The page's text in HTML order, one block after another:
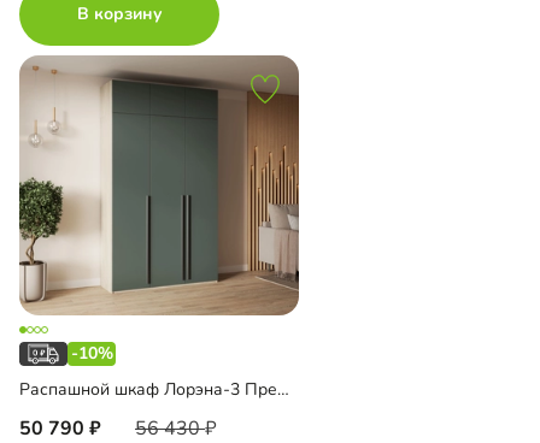
В корзину
-10%
Распашной шкаф Лорэна-3 Премиум с антресолью
50 790 56 430